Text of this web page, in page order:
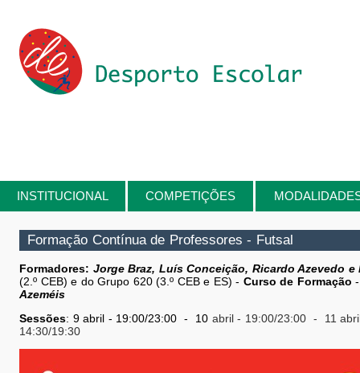
INSTITUCIONAL COMPETIÇÕES
Está aqui
Formação Contínua de Professores - Futsal
Formadores: Jorge Braz, Luís Conceição, Ricardo Azevedo
(2.º CEB) e do Grupo 620 (3.º CEB e ES) - Curso de Formação
Azeméis
Sessões: 9 abril - 19:00/23:00 - 10 abril - 19:00/23:00 - 11
14:30/19:30